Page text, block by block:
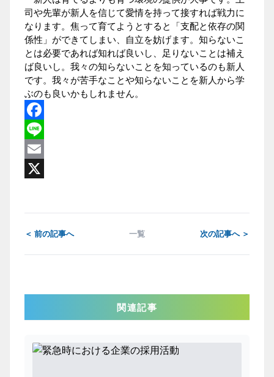
司や先輩が新人を信じて愛情を持って接すれば戦力に
なります。焦って育てようとすると「支配と依存の関
係性」ができてしまい、自立を妨げます。知らないこ
とは必要であれば知れば良いし、足りないことは補え
ば良いし。我々の知らないことを知っているのも新人
です。我々が苦手なことや知らないことを新人から学
ぶのも良いかもしれません。
Facebook
Line
Email
＜ 前の記事へ 一覧 次の記事へ ＞
関連記事